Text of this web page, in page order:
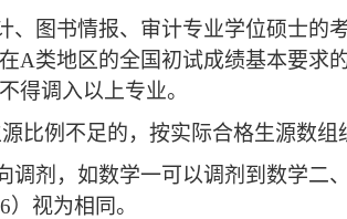
、图书情报、审计专业学位硕士的
A类地区的全国初试成绩基本要求
得调入以上专业。
比例不足的，按实际合格生源数组
调剂，如数学一可以调剂到数学二
视为相同。